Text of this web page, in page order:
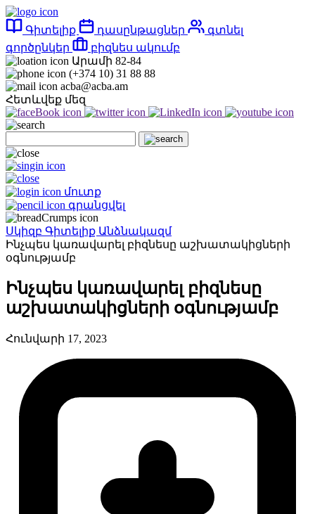
Գիտելիք դասընթացներ
գտնել
գործընկեր
բիզնես ակումբ
Արամի 82-84
(+374 10) 31 88 88
acba@acba.am
Հետևվեք մեզ
մուտք
գրանցվել
Սկիզբ Գիտելիք Անձնակազմ
Ինչպես կառավարել բիզնեսը աշխատակիցների
օգնությամբ
Ինչպես կառավարել բիզնեսը
աշխատակիցների օգնությամբ
Հունվարի 17, 2023